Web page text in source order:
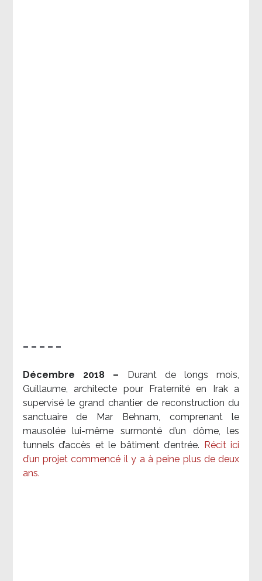
– – – – –
Décembre 2018 –
Durant de longs mois,
Guillaume, architecte pour Fraternité en Irak a
supervisé le grand chantier de reconstruction du
sanctuaire de Mar Behnam, comprenant le
mausolée lui-même surmonté d’un dôme, les
tunnels d’accès et le bâtiment d’entrée.
Récit ici
d’un projet commencé il y a à peine plus de deux
ans.